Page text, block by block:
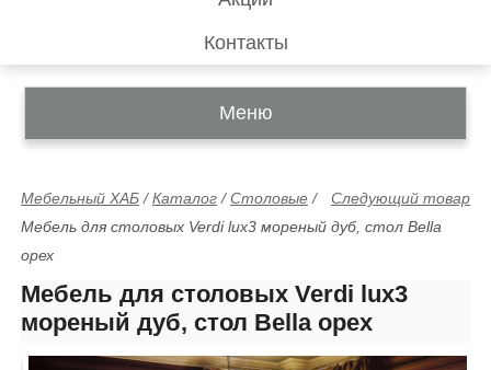
Контакты
Меню
Следующий товар
Мебельный ХАБ /Каталог /Столовые /
Мебель для столовых Verdi lux3 мореный дуб, стол Bella
орех
Мебель для столовых Verdi lux3
мореный дуб, стол Bella орех